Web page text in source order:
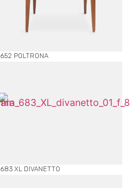
652 POLTRONA
683 XL DIVANETTO